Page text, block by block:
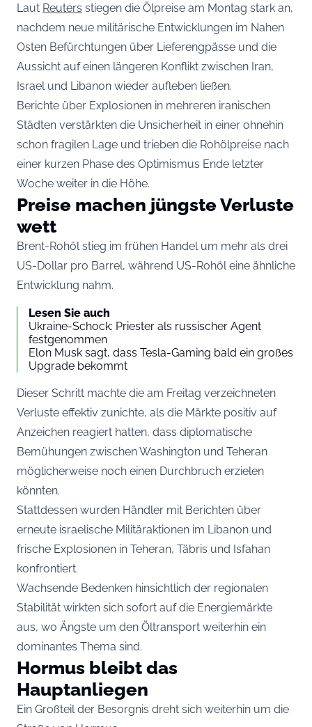
Laut Reuters stiegen die Ölpreise am Montag stark an,
nachdem neue militärische Entwicklungen im Nahen
Osten Befürchtungen über Lieferengpässe und die
Aussicht auf einen längeren Konflikt zwischen Iran,
Israel und Libanon wieder aufleben ließen.
Berichte über Explosionen in mehreren iranischen
Städten verstärkten die Unsicherheit in einer ohnehin
schon fragilen Lage und trieben die Rohölpreise nach
einer kurzen Phase des Optimismus Ende letzter
Woche weiter in die Höhe.
Preise machen jüngste Verluste
wett
Brent-Rohöl stieg im frühen Handel um mehr als drei
US-Dollar pro Barrel, während US-Rohöl eine ähnliche
Entwicklung nahm.
Lesen Sie auch
Ukraine-Schock: Priester als russischer Agent
festgenommen
Elon Musk sagt, dass Tesla-Gaming bald ein großes
Upgrade bekommt
Dieser Schritt machte die am Freitag verzeichneten
Verluste effektiv zunichte, als die Märkte positiv auf
Anzeichen reagiert hatten, dass diplomatische
Bemühungen zwischen Washington und Teheran
möglicherweise noch einen Durchbruch erzielen
könnten.
Stattdessen wurden Händler mit Berichten über
erneute israelische Militäraktionen im Libanon und
frische Explosionen in Teheran, Täbris und Isfahan
konfrontiert.
Wachsende Bedenken hinsichtlich der regionalen
Stabilität wirkten sich sofort auf die Energiemärkte
aus, wo Ängste um den Öltransport weiterhin ein
dominantes Thema sind.
Hormus bleibt das
Hauptanliegen
Ein Großteil der Besorgnis dreht sich weiterhin um die